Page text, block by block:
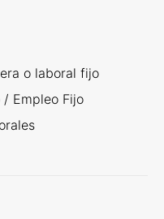
o laboral fijo
Empleo Fijo